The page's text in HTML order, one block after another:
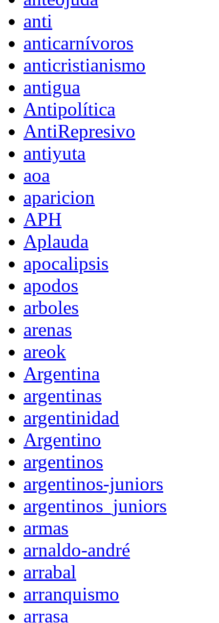
anti
anticarnívoros
anticristianismo
antigua
Antipolítica
AntiRepresivo
antiyuta
aoa
aparicion
APH
Aplauda
apocalipsis
apodos
arboles
arenas
areok
Argentina
argentinas
argentinidad
Argentino
argentinos
argentinos-juniors
argentinos_juniors
armas
arnaldo-andré
arrabal
arranquismo
arrasa